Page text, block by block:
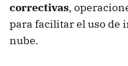
correctivas,
para facilitar el uso de
nube.